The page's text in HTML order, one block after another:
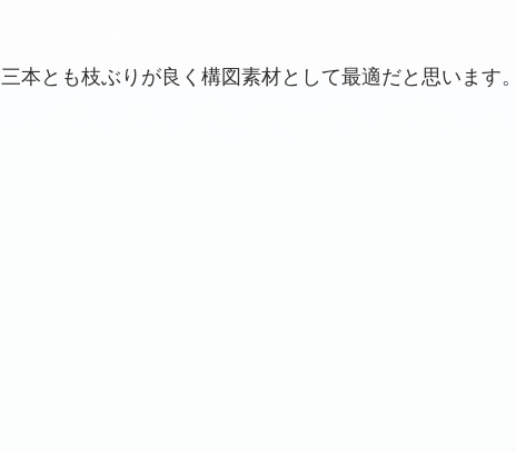
三本とも枝ぶりが良く構図素材として最適だと思います。